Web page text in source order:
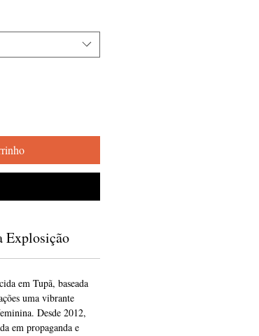
Explosição
em Tupã, baseada
uma vibrante
Desde 2012,
em propaganda e